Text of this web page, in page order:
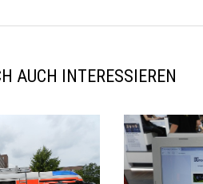
AUCH INTERESSIEREN